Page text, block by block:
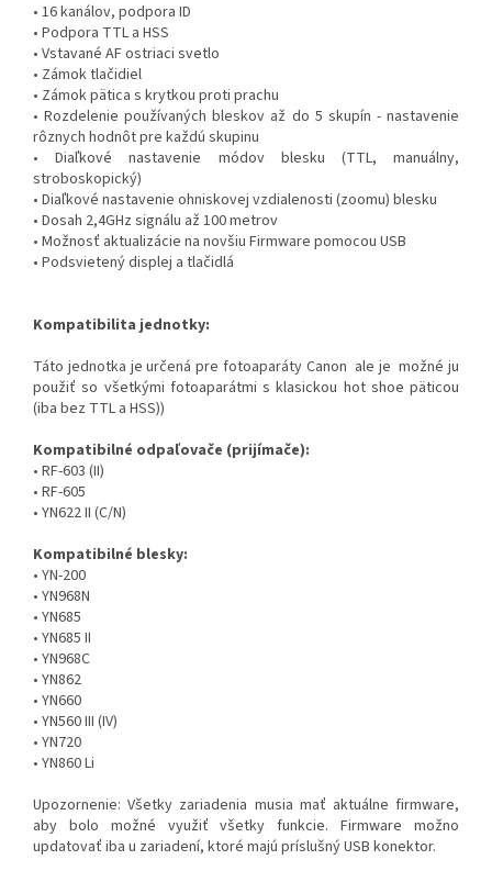
• 16 kanálov, podpora ID
• Podpora TTL a HSS
• Vstavané AF ostriaci svetlo
• Zámok tlačidiel
• Zámok pätica s krytkou proti prachu
• Rozdelenie používaných bleskov až do 5 skupín - nastavenie
rôznych hodnôt pre každú skupinu
• Diaľkové nastavenie módov blesku (TTL, manuálny,
stroboskopický)
• Diaľkové nastavenie ohniskovej vzdialenosti (zoomu) blesku
• Dosah 2,4GHz signálu až 100 metrov
• Možnosť aktualizácie na novšiu Firmware pomocou USB
• Podsvietený displej a tlačidlá
Kompatibilita jednotky:
Táto jednotka je určená pre fotoaparáty Canon ale je možné ju
použiť so všetkými fotoaparátmi s klasickou hot shoe päticou
(iba bez TTL a HSS))
Kompatibilné odpaľovače (prijímače):
• RF-603 (II)
• RF-605
• YN622 II (C/N)
Kompatibilné blesky:
• YN-200
• YN968N
• YN685
• YN685 II
• YN968C
• YN862
• YN660
• YN560 III (IV)
• YN720
• YN860 Li
Upozornenie: Všetky zariadenia musia mať aktuálne firmware,
aby bolo možné využiť všetky funkcie. Firmware možno
updatovať iba u zariadení, ktoré majú príslušný USB konektor.